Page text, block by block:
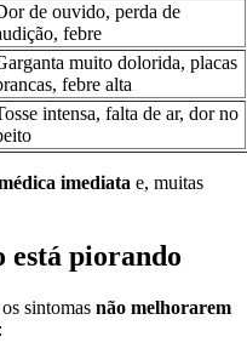
de ouvido, perda de
febre
muito dolorida, placas
febre alta
intensa, falta de ar, dor no
imediata e, muitas
está piorando
os sintomasnão melhorarem